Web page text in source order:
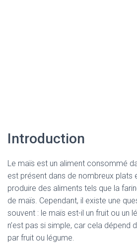
Introduction
Le maïs est un aliment consommé
est présent dans de nombreux plats
produire des aliments tels que la
de maïs. Cependant, il existe une
souvent : le maïs est-il un fruit ou un
n’est pas si simple, car cela dépend
par fruit ou légume.